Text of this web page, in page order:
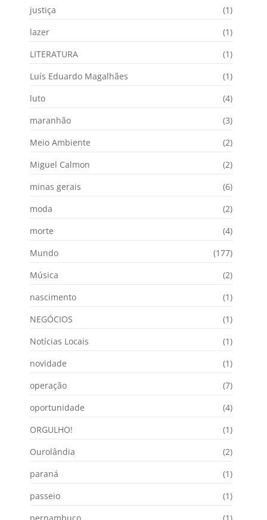
justiça
(1)
lazer
(1)
LITERATURA
(1)
Luís Eduardo Magalhães
(1)
luto
(4)
maranhão
(3)
Meio Ambiente
(2)
Miguel Calmon
(2)
minas gerais
(6)
moda
(2)
morte
(4)
Mundo
(177)
Música
(2)
nascimento
(1)
NEGÓCIOS
(1)
Notícias Locais
(1)
novidade
(1)
operação
(7)
oportunidade
(4)
ORGULHO!
(1)
Ourolândia
(2)
paraná
(1)
passeio
(1)